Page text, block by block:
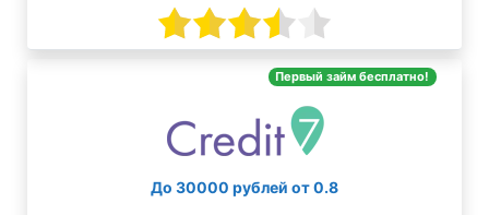
Первый займ бесплатно!
До 30000 рублей от 0.8